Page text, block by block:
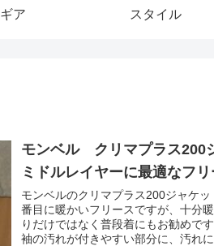
ギア スタイル
モンベル クリマプラス200
ミドルレイヤーに最適なフ
モンベルのクリマプラス200ジャケ
番目に暖かいフリースですが、十分
りだけではなく普段着にもお勧めで
袖の汚れが付きやすい部分に、汚れ